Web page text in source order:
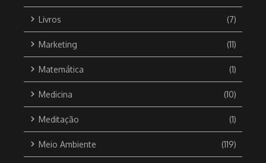
Livros (7)
Marketing (11)
Matemática (1)
Medicina (10)
Meditação (1)
Meio Ambiente (119)